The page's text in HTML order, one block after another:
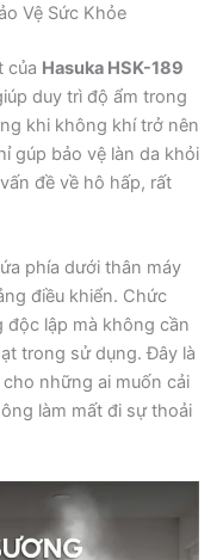
Vệ Sức Khỏe
của Hasuka HSK-189
duy trì độ ẩm trong
khi không khí trở nên
gúp bảo vệ làn da khỏi
đề về hô hấp, rất
phía dưới thân máy
điều khiển. Chức
lập mà không cần
trong sử dụng. Đây là
những ai muốn cải
làm mất đi sự thoải